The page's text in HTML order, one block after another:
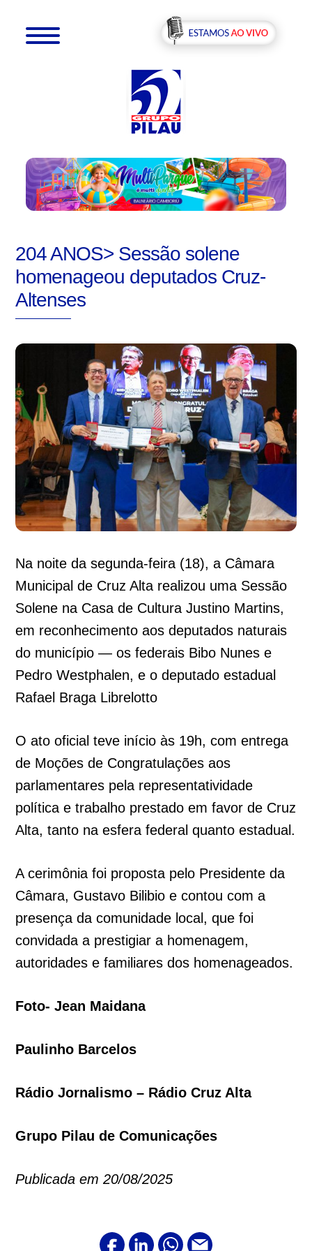
204 ANOS> Sessão solene
homenageou deputados Cruz-
Altenses
Na noite da segunda-feira (18), a Câmara
Municipal de Cruz Alta realizou uma Sessão
Solene na Casa de Cultura Justino Martins,
em reconhecimento aos deputados naturais
do município — os federais Bibo Nunes e
Pedro Westphalen, e o deputado estadual
Rafael Braga Librelotto
O ato oficial teve início às 19h, com entrega
de Moções de Congratulações aos
parlamentares pela representatividade
política e trabalho prestado em favor de Cruz
Alta, tanto na esfera federal quanto estadual.
A cerimônia foi proposta pelo Presidente da
Câmara, Gustavo Bilibio e contou com a
presença da comunidade local, que foi
convidada a prestigiar a homenagem,
autoridades e familiares dos homenageados.
Foto- Jean Maidana
Paulinho Barcelos
Rádio Jornalismo – Rádio Cruz Alta
Grupo Pilau de Comunicações
Publicada em 20/08/2025